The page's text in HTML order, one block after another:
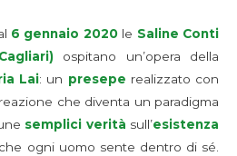
6 gennaio 2020le Saline Conti
ospitano un’opera della
Lai: un presepe realizzato con
che diventa un paradigma
semplici verità sull’esistenza
che ogni uomo sente dentro di sé.